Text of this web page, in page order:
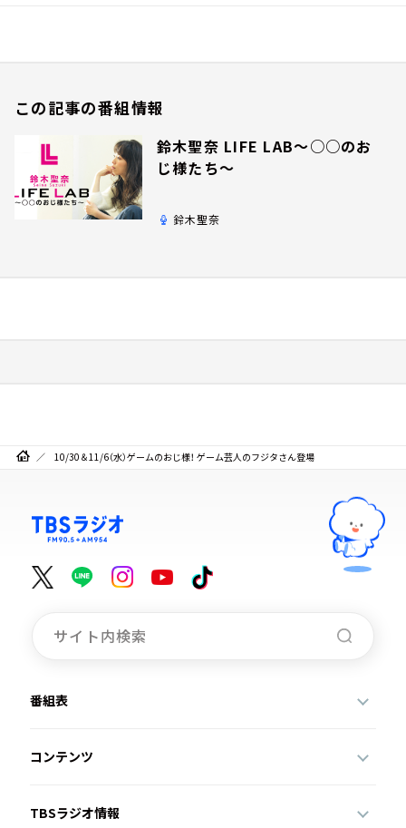
この記事の番組情報
鈴木聖奈 LIFE LAB～○○のお
じ様たち～
鈴木聖奈
10/30＆11/6（水）ゲームのおじ様！ ゲーム芸人のフジタさん登場
番組表
コンテンツ
TBSラジオ情報